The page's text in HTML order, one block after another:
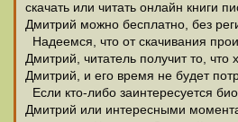
скачать или читать онлайн книги
Дмитрий можно бесплатно, без
Надеемся, что от скачивания
Дмитрий, читатель получит то, что
Дмитрий, и его время не будет
Если кто-либо заинтересуется
Дмитрий или интересными